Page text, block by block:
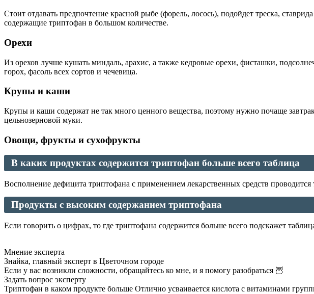
Стоит отдавать предпочтение красной рыбе (форель, лосось), подойдет треска,
содержащие триптофан в большом количестве.
Орехи
Из орехов лучше кушать миндаль, арахис, а также кедровые орехи, фисташки,
горох, фасоль всех сортов и чечевица.
Крупы и каши
Крупы и каши содержат не так много ценного вещества, поэтому нужно почаще
цельнозерновой муки.
Овощи, фрукты и сухофрукты
В каких продуктах содержится триптофан больше всего таблица
Восполнение дефицита триптофана с применением лекарственных средств
Продукты с высоким содержанием триптофана
Если говорить о цифрах, то где триптофана содержится больше всего подскажет
Мнение эксперта
Знайка, главный эксперт в Цветочном городе
Если у вас возникли сложности, обращайтесь ко мне, и я помогу разобраться 🦉
Задать вопрос эксперту
Триптофан в каком продукте больше Отлично усваивается кислота с витаминами